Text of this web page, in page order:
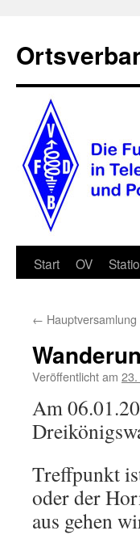
springen
Start OV
←
Veröffentlicht am
Am
Treffpunkt
oder der
aus gehen